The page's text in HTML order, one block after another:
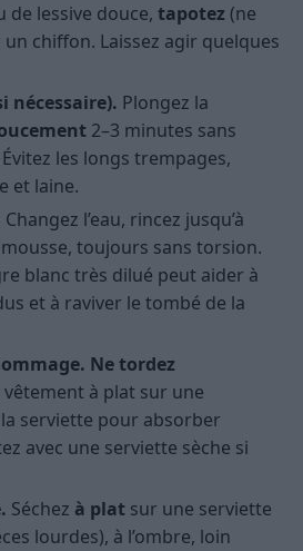
de lessive douce, tapotez (ne
chiffon. Laissez agir quelques
nécessaire). Plongez la
2–3 minutes sans
les longs trempages,
et laine.
Changez l’eau, rincez jusqu’à
toujours sans torsion.
blanc très dilué peut aider à
et à raviver le tombé de la
Ne tordez
vêtement à plat sur une
serviette pour absorber
avec une serviette sèche si
Séchez à plat sur une serviette
lourdes), à l’ombre, loin